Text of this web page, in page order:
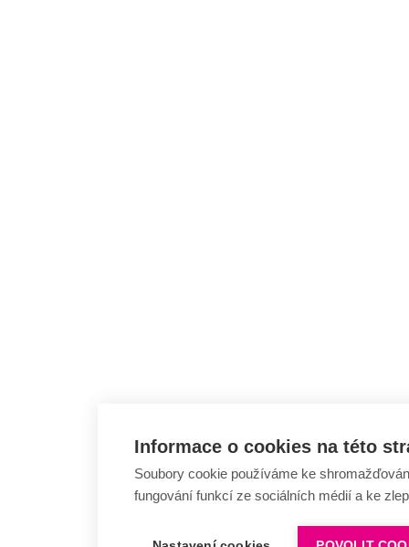
Informace o cookies na této
Soubory cookie používáme ke
fungování funkcí ze sociálních médií a ke